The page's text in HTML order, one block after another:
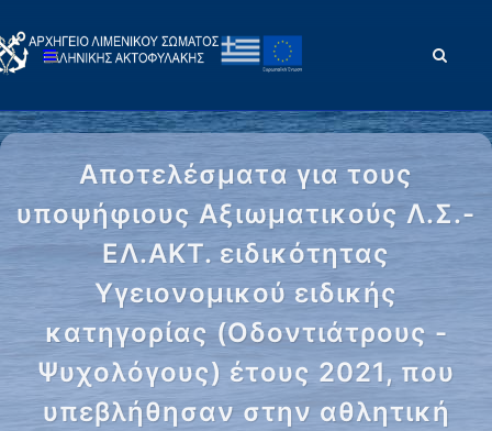
Αποτελέσματα για τους
υποψήφιους Αξιωματικούς Λ.Σ.-
ΕΛ.ΑΚΤ. ειδικότητας
Υγειονομικού ειδικής
κατηγορίας (Οδοντιάτρους -
Ψυχολόγους) έτους 2021, που
υπεβλήθησαν στην αθλητική